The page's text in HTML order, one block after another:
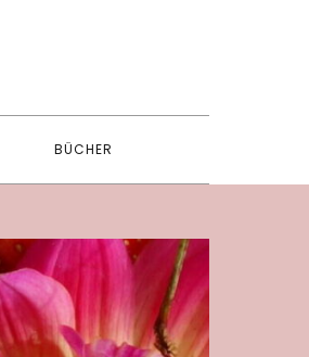
BÜCHER